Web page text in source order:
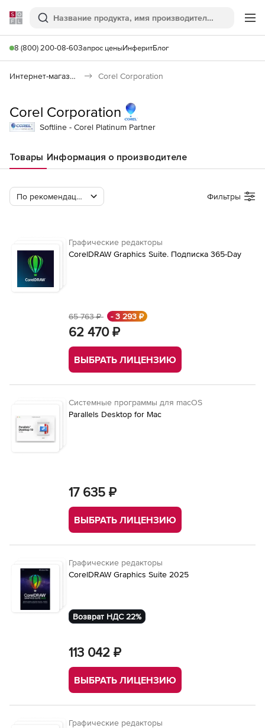
Softline
Поиск
8 (800) 200-08-60Запрос ценыИнферитБлог
Интернет-магазин Corel Corporation
Corel Corporation
Softline - Corel Platinum Partner
Товары Информация о производителе
По рекомендации Softline Фильтры
Графические редакторы
CorelDRAW Graphics Suite. Подписка 365-Day
65 763 ₽ - 3 293 ₽
62 470 ₽
ВЫБРАТЬ ЛИЦЕНЗИЮ
Системные программы для macOS
Parallels Desktop for Mac
17 635 ₽
ВЫБРАТЬ ЛИЦЕНЗИЮ
Графические редакторы
CorelDRAW Graphics Suite 2025
Возврат НДС 22%
113 042 ₽
ВЫБРАТЬ ЛИЦЕНЗИЮ
Графические редакторы